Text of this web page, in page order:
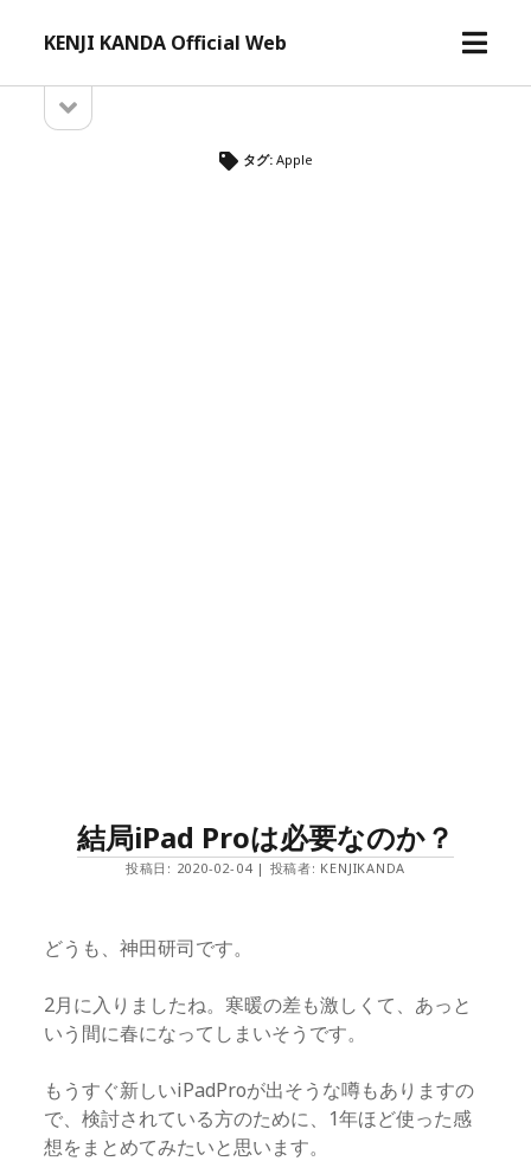
KENJI KANDA Official Web
メ
タグ: Apple
結局iPad Proは必要なのか？
投稿日: 2020-02-04 | 投稿者: KENJIKANDA
どうも、神田研司です。
2月に入りましたね。寒暖の差も激しくて、あっと
いう間に春になってしまいそうです。
もうすぐ新しいiPadProが出そうな噂もありますの
で、検討されている方のために、1年ほど使った感
想をまとめてみたいと思います。